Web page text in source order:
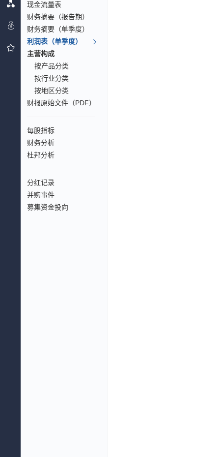
现金流量表
财务摘要（报告期）
财务摘要（单季度）
利润表（单季度）
主营构成
按产品分类
按行业分类
按地区分类
财报原始文件（PDF）
每股指标
财务分析
杜邦分析
分红记录
并购事件
募集资金投向